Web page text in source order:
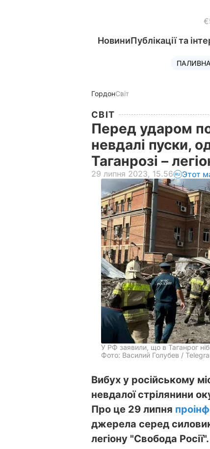
НовиниПублікації та
ГордонСвіт
СВІТ
Перед ударом
невдалі пуски,
Таганрозі –
29 липня 2023, 15.56 Этот
У РФ заявили, що в Таганрог
Фото: Василий Голубев /
Вибух у російському
невдалої стрілянини
Про це 29 липня
джерела серед
легіону "Свобода Росії".